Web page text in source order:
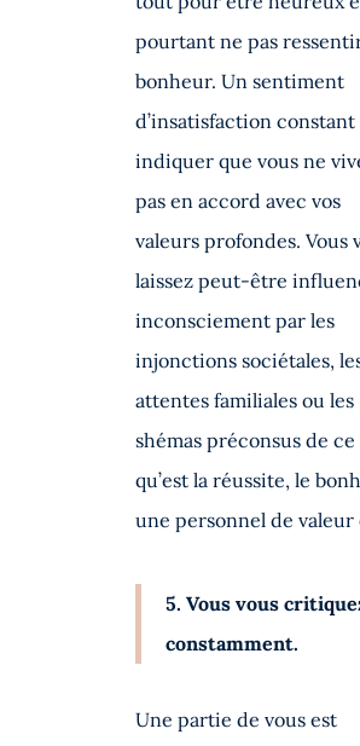
pourtant ne pas
bonheur. Un sentiment
d’insatisfaction
indiquer que vous ne
pas en accord avec vos
valeurs profondes. Vous
laissez peut-être
inconsciement par les
injonctions sociétales,
attentes familiales ou les
shémas préconsus de ce
qu’est la réussite, le
une personnel de
5. Vous vous
constamment.
Une partie de vous est